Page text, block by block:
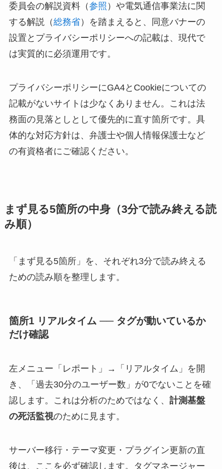
委員会の解説資料（参照 ）や電気通信事業法に関
する解説（総務省）を踏まえると、同意バナーの
設置とプライバシーポリシーへの記載は、現代で
は実質的に必須運用です。
プライバシーポリシーにGA4とCookieについての
記載がないサイトは少なくありません。これは法
務面の見落としとして優先的に直す箇所です。具
体的な対応方針は、弁護士や個人情報保護士など
の有資格者にご確認ください。
まず見る5箇所の中身（3分で読み終える読
み順）
「まず見る5箇所」を、それぞれ3分で読み終える
ための読み順を整理します。
箇所1 リアルタイム ── タグが動いているか
だけ確認
左メニュー「レポート」→「リアルタイム」を開
き、「過去30分のユーザー数」が0でないことを確
認します。これは分析のためではなく、 計測基盤
の死活監視のために見ます。
サーバー移行・テーマ変更・プラグイン更新の直
後は、ここを必ず確認します。タグマネージャー